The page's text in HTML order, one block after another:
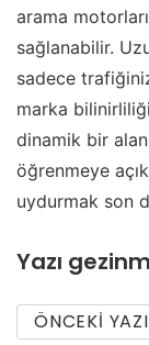
arama
sağlanabilir.
sadece
marka
dinamik bir
öğrenmeye
uydurmak son
Yazı
ÖNCEKI YAZI